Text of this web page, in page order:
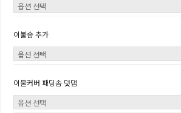
이불솜 추가
이불커버 패딩솜 덧댐